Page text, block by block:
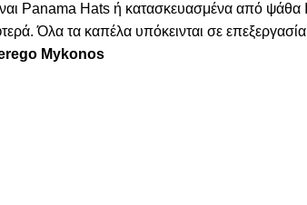
Panama Hats ή κατασκευασμένα από
Όλα τα καπέλα υπόκεινται σε επεξεργασία
Mykonos